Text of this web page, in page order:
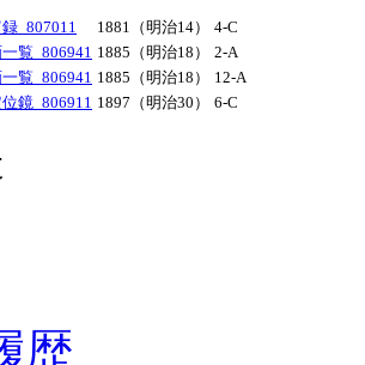
_807011 1881（明治14）
4-C
覧_806941 1885（明治18）
2-A
覧_806941 1885（明治18）
12-A
鏡_806911 1897（明治30） 6-C
歴